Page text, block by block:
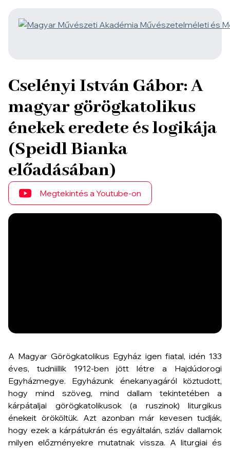
Cselényi István Gábor: A
magyar görögkatolikus
énekek eredete és logikája
(Speidl Bianka
előadásában)
Megtekintés a Youtube-on
A Magyar Görögkatolikus Egyház igen fiatal, idén 133
éves, tudniillik 1912-ben jött létre a Hajdúdorogi
Egyházmegye. Egyházunk énekanyagáról köztudott,
hogy mind szöveg, mind dallam tekintetében a
kárpátaljai görögkatolikusok (a ruszinok) liturgikus
énekeit örököltük. Azt azonban már kevesen tudják,
hogy ezek a kárpátukrán és egyáltalán, szláv dallamok
milyen előzményekre mutatnak vissza. A liturgiai és